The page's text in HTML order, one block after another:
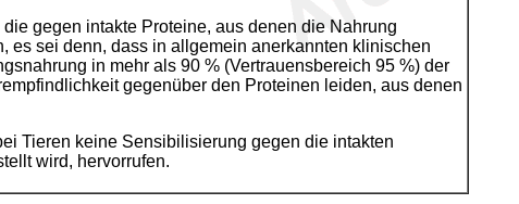
gegen intakte Proteine, aus denen die Nahrung
es sei denn, dass in allgemein anerkannten klinischen
in mehr als 90 % (Vertrauensbereich 95 %) der
gegenüber den Proteinen leiden, aus denen
Tieren keine Sensibilisierung gegen die intakten
wird, hervorrufen.